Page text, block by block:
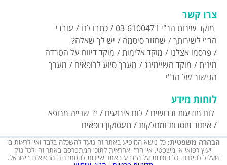
צרו קשר
מוקד שירות הר"י 03-6100471 כתבו לנו עובדי
הר"י לשירותך שחזור סיסמה יש לך שאלה?
פרסמו אצלנו מוקד אלימות מוקד דיווח על הטרדה
מינית מוקד השיימינג מערך סיוע לרופאים מערך
הגישור של הר"י
לוחות מידע
לוח מודעות ודרושים לוח אירועים יד שנייה מרופא
איתור מוסדות ומחלקות תעסוקון רופאים
הבהרה משפטית:כל נושא המופיע באתר זה נועד להשכלה בלבד ואין לראות בו
ייעוץ רפואי או משפטי. אין הר"י אחראית לתוכן המתפרסם באתר זה ולכל נזק
שעלול להיגרם. כל הזכויות על המידע באתר שייכות להסתדרות הרפואית בישראל.